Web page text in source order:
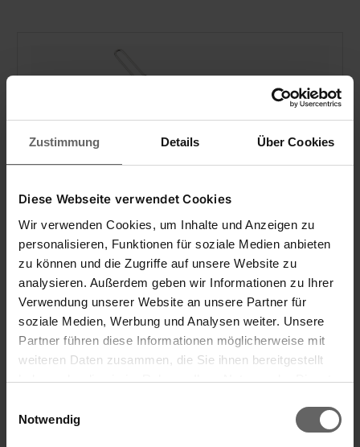
Zustimmung Details Über Cookies
Diese Webseite verwendet Cookies
Wir verwenden Cookies, um Inhalte und Anzeigen zu
personalisieren, Funktionen für soziale Medien anbieten
zu können und die Zugriffe auf unsere Website zu
analysieren. Außerdem geben wir Informationen zu Ihrer
Verwendung unserer Website an unsere Partner für
soziale Medien, Werbung und Analysen weiter. Unsere
Partner führen diese Informationen möglicherweise mit
weiteren Daten zusammen, die Sie ihnen bereitgestellt
haben oder die sie im Rahmen Ihrer Nutzung der Dienste
Cookies, wenn Sie unsere Webseite weiterhin nutzen.
Notwendig
Coladores de cocina de acero fi no 20 cm
ProLine
(3)